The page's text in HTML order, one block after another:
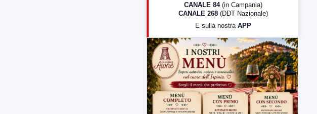
LabNews (Diretta)
23:00 LabNews (replica)
CANALE 84 (in Campania)
CANALE 268 (DDT Nazionale)
E sulla nostra APP